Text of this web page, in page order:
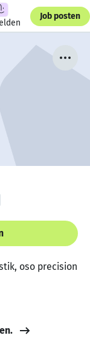
Job posten
oso precision